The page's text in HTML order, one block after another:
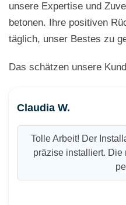
unsere Expertise und
betonen. Ihre positiven
täglich, unser Bestes zu
Das schätzen unsere
Claudia W.
Tolle Arbeit! Der
präzise installiert.